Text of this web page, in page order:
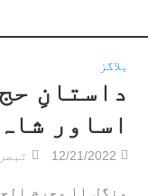
بلاگز
اساور
12/21/2022